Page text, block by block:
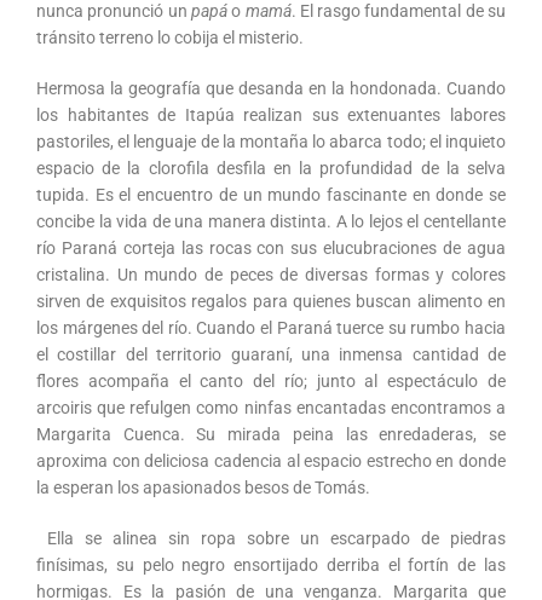
nunca pronunció un papáo mamá. El rasgo fundamental de su
tránsito terreno lo cobija el misterio.
Hermosa la geografía que desanda en la hondonada. Cuando
los habitantes de Itapúa realizan sus extenuantes labores
pastoriles, el lenguaje de la montaña lo abarca todo; el inquieto
espacio de la clorofila desfila en la profundidad de la selva
tupida. Es el encuentro de un mundo fascinante en donde se
concibe la vida de una manera distinta. A lo lejos el centellante
río Paraná corteja las rocas con sus elucubraciones de agua
cristalina. Un mundo de peces de diversas formas y colores
sirven de exquisitos regalos para quienes buscan alimento en
los márgenes del río. Cuando el Paraná tuerce su rumbo hacia
el costillar del territorio guaraní, una inmensa cantidad de
flores acompaña el canto del río; junto al espectáculo de
arcoiris que refulgen como ninfas encantadas encontramos a
Margarita Cuenca. Su mirada peina las enredaderas, se
aproxima con deliciosa cadencia al espacio estrecho en donde
la esperan los apasionados besos de Tomás.
Ella se alinea sin ropa sobre un escarpado de piedras
finísimas, su pelo negro ensortijado derriba el fortín de las
hormigas. Es la pasión de una venganza. Margarita que